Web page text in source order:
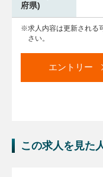
府県)
求人内容は更新される
さい。
エントリー
この求人を見た